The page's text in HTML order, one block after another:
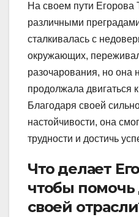
На своем пути Егорова
различными
сталкивалась с
окружающих,
разочарования, но она
продолжала двигаться
Благодаря своей
настойчивости, она
трудности и достичь
Что делает
чтобы помочь
своей